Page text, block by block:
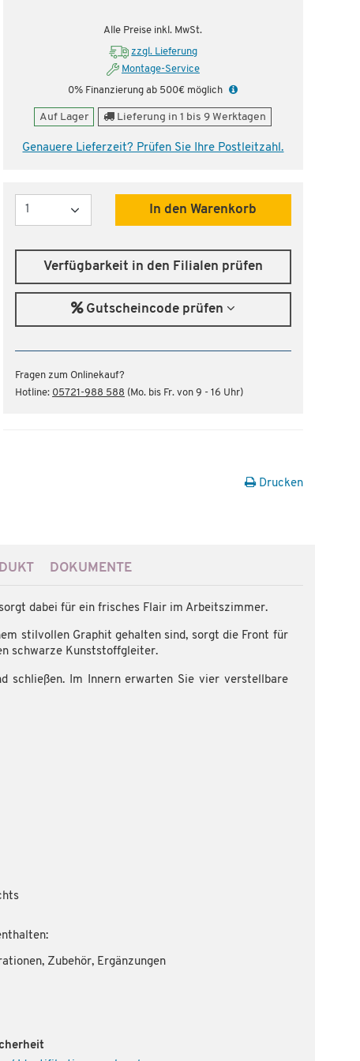
Alle Preise inkl. MwSt.
zzgl. Lieferung
Montage-Service
0% Finanzierung ab 500€ möglich
Auf Lager Lieferung in 1 bis 9 Werktagen
Genauere Lieferzeit? Prüfen Sie Ihre Postleitzahl.
Menge
In den Warenkorb
Verfügbarkeit in den Filialen prüfen
Gutscheincode prüfen
Fragen zum Onlinekauf?
Hotline: 05721-988 588 (Mo. bis Fr. von 9 - 16 Uhr)
Drucken
DOKUMENTE
dabei für ein frisches Flair im Arbeitszimmer.
stilvollen Graphit gehalten sind, sorgt die Front für
schwarze Kunststoffgleiter.
schließen. Im Innern erwarten Sie vier verstellbare
Zubehör, Ergänzungen